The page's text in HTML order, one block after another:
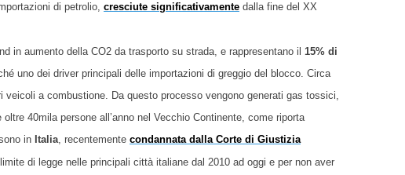
di petrolio, cresciute significativamente dalla fine del XX
in aumento della CO2 da trasporto su strada, e rappresentano il 15% di
uno dei driver principali delle importazioni di greggio del blocco. Circa
a combustione. Da questo processo vengono generati gas tossici,
40mila persone all’anno nel Vecchio Continente, come riporta
in Italia, recentemente condannata dalla Corte di Giustizia
di legge nelle principali città italiane dal 2010 ad oggi e per non aver